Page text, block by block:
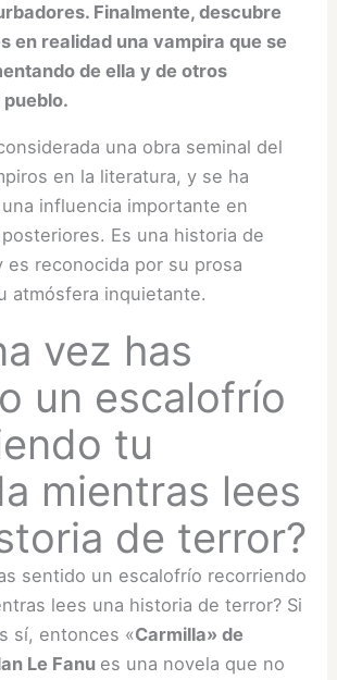
Finalmente, descubre
en realidad una vampira que se
de ella y de otros
una obra seminal del
en la literatura, y se ha
influencia importante en
Es una historia de
es reconocida por su prosa
atmósfera inquietante.
vez has
un escalofrío
tu
mientras lees
de terror?
sentido un escalofrío recorriendo
lees una historia de terror? Si
sí, entonces «Carmilla» de
Le Fanu es una novela que no